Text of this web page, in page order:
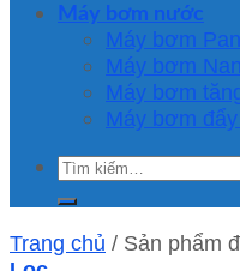
Máy bơm nước
Máy bơm
Máy bơm
Máy bơm
Máy bơm
Tìm
kiếm:
Trang chủ / Sản phẩm